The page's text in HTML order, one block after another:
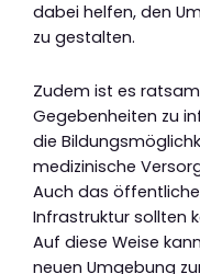
dabei helfen, den
zu gestalten.
Zudem ist es
Gegebenheiten zu
die
medizinische
Auch das
Infrastruktur sollten
Auf diese Weise
neuen Umgebung